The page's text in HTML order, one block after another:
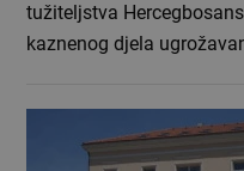
tužiteljstva
kaznenog djela